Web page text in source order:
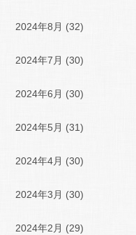
2024年8月 (32)
2024年7月 (30)
2024年6月 (30)
2024年5月 (31)
2024年4月 (30)
2024年3月 (30)
2024年2月 (29)